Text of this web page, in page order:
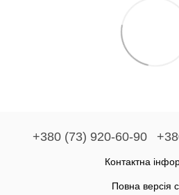
+380 (73) 920-60-90
Контактна
Повна версія